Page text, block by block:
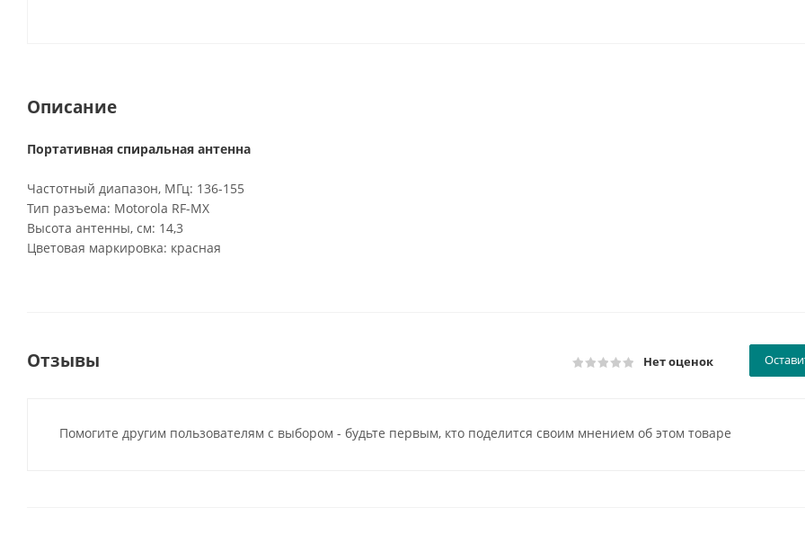
Описание
Портативная спиральная антенна
Частотный диапазон, МГц: 136-155
Тип разъема: Motorola RF-MX
Высота антенны, см: 14,3
Цветовая маркировка: красная
Отзывы Нет оценок
Помогите другим пользователям с выбором - будьте первым, кто поделится своим мнением об этом товаре